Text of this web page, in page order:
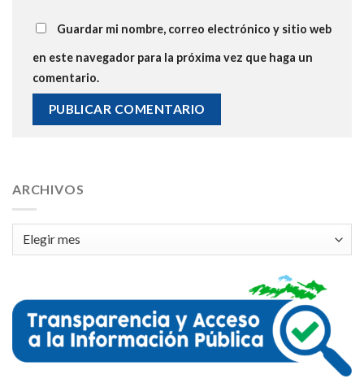
Guardar mi nombre, correo electrónico y sitio web
en este navegador para la próxima vez que haga un
comentario.
ARCHIVOS
Archivos